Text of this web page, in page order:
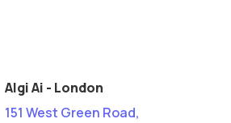
Algi Ai - London
151 West Green Road,